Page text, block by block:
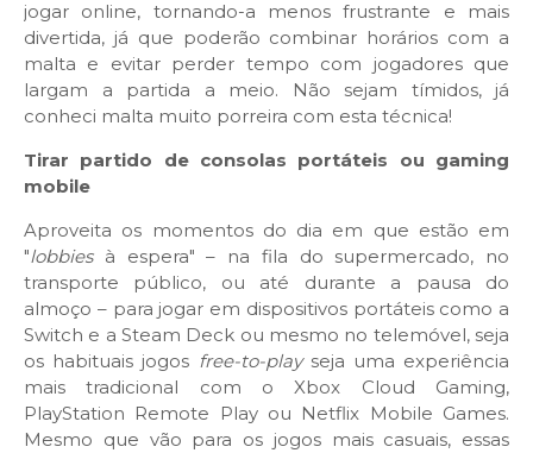
jogar online, tornando-a menos frustrante e mais
divertida, já que poderão combinar horários com a
malta e evitar perder tempo com jogadores que
largam a partida a meio. Não sejam tímidos, já
conheci malta muito porreira com esta técnica!
Tirar partido de consolas portáteis ou gaming
mobile
Aproveita os momentos do dia em que estão em
"lobbies à espera" – na fila do supermercado, no
transporte público, ou até durante a pausa do
almoço – para jogar em dispositivos portáteis como a
Switch e a Steam Deck ou mesmo no telemóvel, seja
os habituais jogos free-to-play seja uma experiência
mais tradicional com o Xbox Cloud Gaming,
PlayStation Remote Play ou Netflix Mobile Games.
Mesmo que vão para os jogos mais casuais, essas